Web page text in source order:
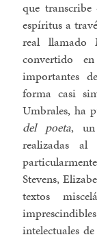
que transcribe
espíritus a
real llamado
convertido
importantes
forma casi
Umbrales, ha
del poeta, un
realizadas al
Stevens,
textos
intelectuales